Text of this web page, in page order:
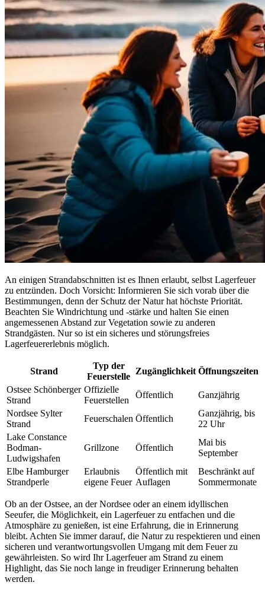
An einigen Strandabschnitten ist es Ihnen erlaubt, selbst Lagerfeuer
zu entzünden. Doch Vorsicht: Informieren Sie sich vorab über die
Bestimmungen, denn der Schutz der Natur hat höchste Priorität.
Beachten Sie Windrichtung und -stärke und halten Sie einen
angemessenen Abstand zur Vegetation sowie zu anderen
Strandgästen. Nur so ist ein sicheres und störungsfreies
Lagerfeuererlebnis möglich.
Strand
Typ der
Feuerstelle
Zugänglichkeit Öffnungszeiten
Ostsee Schönberger
Strand
Offizielle
Feuerstellen
Öffentlich
Ganzjährig
Nordsee Sylter
Strand
Feuerschalen Öffentlich
Ganzjährig, bis
22 Uhr
Lake Constance
Bodman-
Ludwigshafen
Grillzone Öffentlich
Mai bis
September
Elbe Hamburger
Strandperle
Erlaubnis
eigene Feuer
Öffentlich mit
Auflagen
Beschränkt auf
Sommermonate
Ob an der Ostsee, an der Nordsee oder an einem idyllischen
Seeufer, die Möglichkeit, ein Lagerfeuer zu entfachen und die
Atmosphäre zu genießen, ist eine Erfahrung, die in Erinnerung
bleibt. Achten Sie immer darauf, die Natur zu respektieren und einen
sicheren und verantwortungsvollen Umgang mit dem Feuer zu
gewährleisten. So wird Ihr Lagerfeuer am Strand zu einem
Highlight, das Sie noch lange in freudiger Erinnerung behalten
werden.